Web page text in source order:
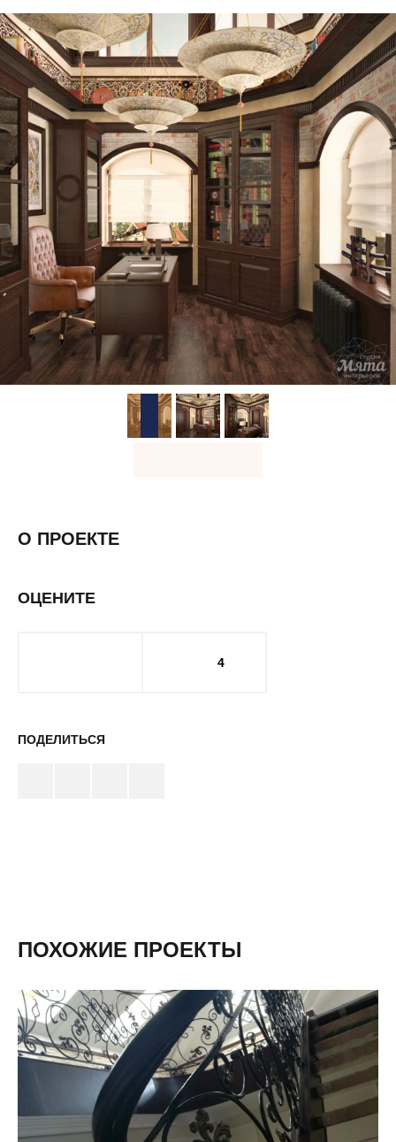
О ПРОЕКТЕ
ОЦЕНИТЕ
4
ПОДЕЛИТЬСЯ
ПОХОЖИЕ ПРОЕКТЫ